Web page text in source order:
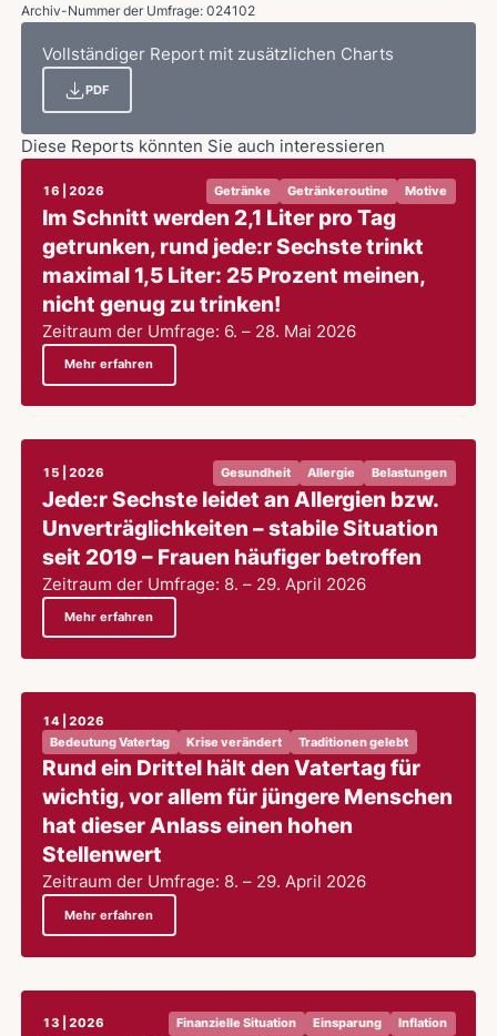
Archiv-Nummer der Umfrage: 024102
Vollständiger Report mit zusätzlichen Charts
PDF
Diese Reports könnten Sie auch interessieren
16 | 2026 Getränke Getränkeroutine Motive
Im Schnitt werden 2,1 Liter pro Tag
getrunken, rund jede:r Sechste trinkt
maximal 1,5 Liter: 25 Prozent meinen,
nicht genug zu trinken!
Zeitraum der Umfrage: 6. – 28. Mai 2026
Mehr erfahren
15 | 2026 Gesundheit Allergie Belastungen
Jede:r Sechste leidet an Allergien bzw.
Unverträglichkeiten – stabile Situation
seit 2019 – Frauen häufiger betroffen
Zeitraum der Umfrage: 8. – 29. April 2026
Mehr erfahren
14 | 2026
Bedeutung Vatertag
Krise verändert Traditionen gelebt
Rund ein Drittel hält den Vatertag für
wichtig, vor allem für jüngere Menschen
hat dieser Anlass einen hohen
Stellenwert
Zeitraum der Umfrage: 8. – 29. April 2026
Mehr erfahren
13 | 2026 Finanzielle Situation Einsparung Inflation